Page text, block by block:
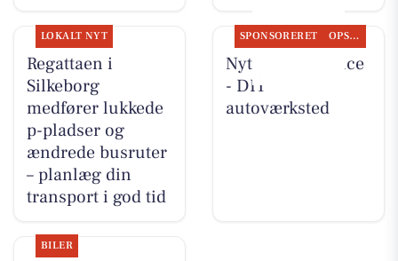
LOKALT NYT
Regattaen i
Silkeborg
medfører lukkede
p-pladser og
ændrede busruter
– planlæg din
transport i god tid
SPONSORERET OPSLAGSTAVLEN
Nyt fra Rs-Service
- DIT
autoværksted
BILER